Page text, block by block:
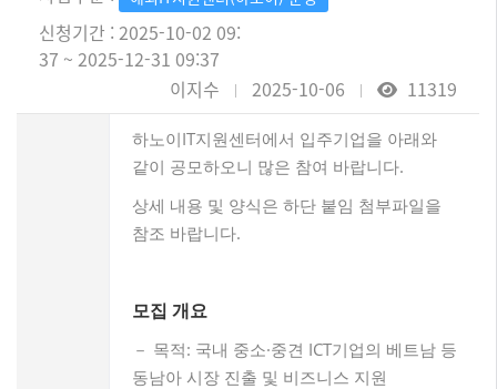
신청기간 : 2025-10-02 09:
37 ~ 2025-12-31 09:37
이지수
2025-10-06 11319
하노이IT지원센터에서 입주기업을 아래와
같이 공모하오니 많은 참여 바랍니다.
상세 내용 및 양식은 하단 붙임 첨부파일을
참조 바랍니다.
모집 개요
－ 목적: 국내 중소·중견 ICT기업의 베트남 등
동남아 시장 진출 및 비즈니스 지원